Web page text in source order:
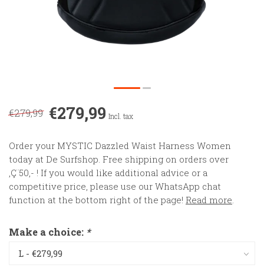
€279,99 €279,99 Incl. tax
Order your MYSTIC Dazzled Waist Harness Women
today at De Surfshop. Free shipping on orders over
‚Ç¨50,- ! If you would like additional advice or a
competitive price, please use our WhatsApp chat
function at the bottom right of the page! Read more.
Make a choice: *